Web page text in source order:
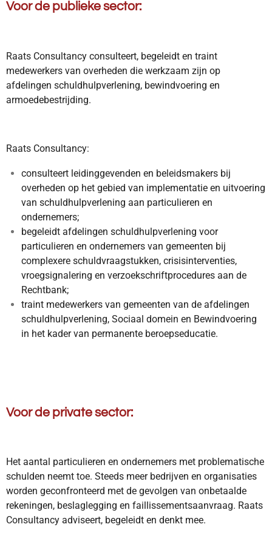
Voor de publieke sector:
Raats Consultancy consulteert, begeleidt en traint
medewerkers van overheden die werkzaam zijn op
afdelingen schuldhulpverlening, bewindvoering en
armoedebestrijding.
Raats Consultancy:
consulteert leidinggevenden en beleidsmakers bij
overheden op het gebied van implementatie en uitvoering
van schuldhulpverlening aan particulieren en
ondernemers;
begeleidt afdelingen schuldhulpverlening voor
particulieren en ondernemers van gemeenten bij
complexere schuldvraagstukken, crisisinterventies,
vroegsignalering en verzoekschriftprocedures aan de
Rechtbank;
traint medewerkers van gemeenten van de afdelingen
schuldhulpverlening, Sociaal domein en Bewindvoering
in het kader van permanente beroepseducatie.
Voor de private sector:
Het aantal particulieren en ondernemers met problematische
schulden neemt toe. Steeds meer bedrijven en organisaties
worden geconfronteerd met de gevolgen van onbetaalde
rekeningen, beslaglegging en faillissementsaanvraag. Raats
Consultancy adviseert, begeleidt en denkt mee.